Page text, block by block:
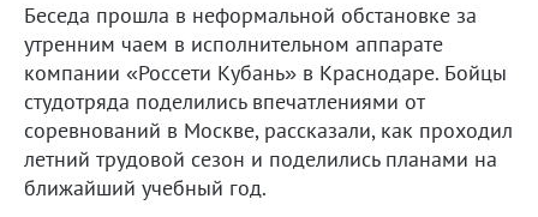
Беседа прошла в неформальной обстановке за
утренним чаем в исполнительном аппарате
компании «Россети Кубань» в Краснодаре. Бойцы
студотряда поделились впечатлениями от
соревнований в Москве, рассказали, как проходил
летний трудовой сезон и поделились планами на
ближайший учебный год.